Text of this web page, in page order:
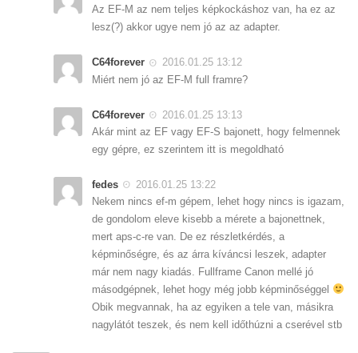
Az EF-M az nem teljes képkockáshoz van, ha ez az
lesz(?) akkor ugye nem jó az az adapter.
C64forever
2016.01.25 13:12
Miért nem jó az EF-M full framre?
C64forever
2016.01.25 13:13
Akár mint az EF vagy EF-S bajonett, hogy felmennek
egy gépre, ez szerintem itt is megoldható
fedes
2016.01.25 13:22
Nekem nincs ef-m gépem, lehet hogy nincs is igazam,
de gondolom eleve kisebb a mérete a bajonettnek,
mert aps-c-re van. De ez részletkérdés, a
képminőségre, és az árra kíváncsi leszek, adapter
már nem nagy kiadás. Fullframe Canon mellé jó
másodgépnek, lehet hogy még jobb képminőséggel
Obik megvannak, ha az egyiken a tele van, másikra
nagylátót teszek, és nem kell időthúzni a cserével stb